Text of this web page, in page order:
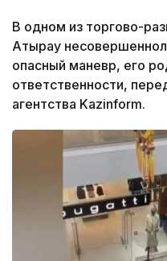
В одном из торгово-
Атырау
опасный маневр, его
ответственности,
агентства Kazinform.